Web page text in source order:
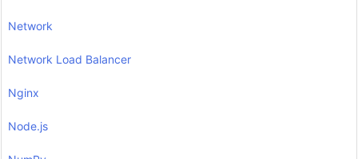
Network
Network Load Balancer
Nginx
Node.js